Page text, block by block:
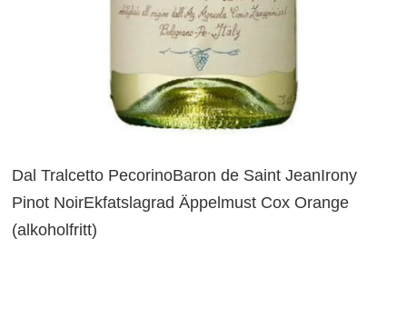
Dal Tralcetto PecorinoBaron de Saint JeanIrony
Pinot NoirEkfatslagrad Äppelmust Cox Orange
(alkoholfritt)